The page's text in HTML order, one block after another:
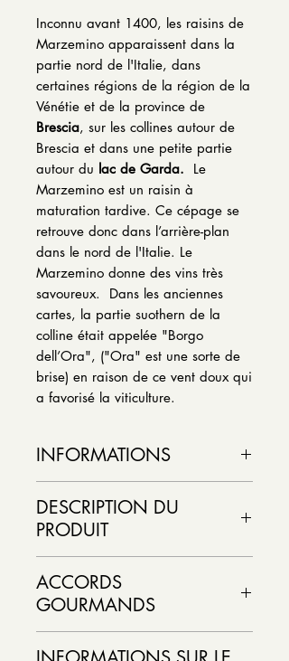
Inconnu avant 1400, les raisins de
Marzemino apparaissent dans la
partie nord de l'Italie, dans
certaines régions de la région de la
Vénétie et de la province de
Brescia, sur les collines autour de
Brescia et dans une petite partie
autour du lac de Garda. Le
Marzemino est un raisin à
maturation tardive. Ce cépage se
retrouve donc dans l’arrière-plan
dans le nord de l'Italie. Le
Marzemino donne des vins très
savoureux. Dans les anciennes
cartes, la partie suothern de la
colline était appelée "Borgo
dell’Ora", ("Ora" est une sorte de
brise) en raison de ce vent doux qui
a favorisé la viticulture.
INFORMATIONS
Pays : Italie
Région vinicole : Lombardie
% alcool /vol : 12.5 %
Dosage :
Format : 750 ml / caisse de 6
Statut : Importation Privée
DESCRIPTION DU
PRODUIT
quelques reflets violets typiques du
Cépage Marzemino.
ACCORDS
GOURMANDS